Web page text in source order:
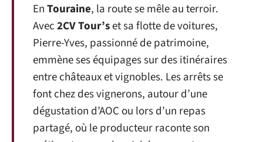
EnTouraine, la route se mêle au terroir.
Avec2CV Tour’set sa flotte de voitures,
Pierre-Yves, passionné de patrimoine,
emmène ses équipages sur des itinéraires
entre châteaux et vignobles. Les arrêts se
font chez des vignerons, autour d’une
dégustation d’AOC ou lors d’un repas
partagé, où le producteur raconte son